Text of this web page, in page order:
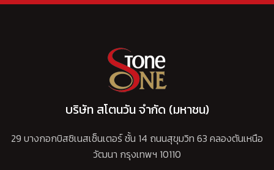
บริษัท สโตนวัน จำกัด (มหาชน)
29 บางกอกบิสซิเนสเซ็นเตอร์ ชั้น 14 ถนนสุขุมวิท 63 คลองตันเหนือ
วัฒนา กรุงเทพฯ 10110